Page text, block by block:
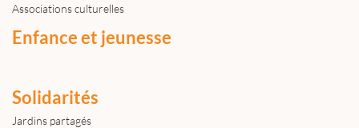
Associations culturelles
Enfance et jeunesse
Solidarités
Jardins partagés